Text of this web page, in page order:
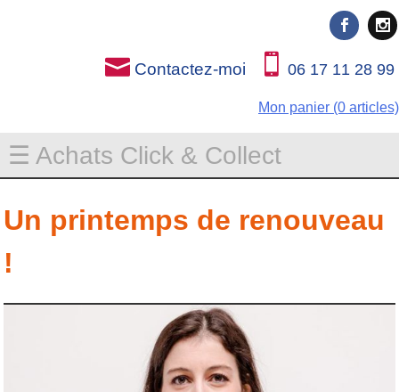
Contactez-moi 06 17 11 28 99
Mon panier (0 articles)
☰ Achats Click & Collect
Un printemps de renouveau
!